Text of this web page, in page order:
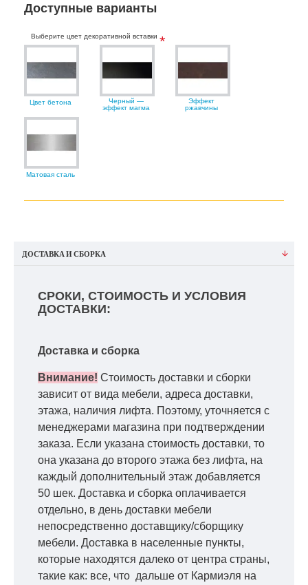
Доступные варианты
Выберите цвет декоративной вставки
Цвет бетона
Черный —
эффект магма
Эффект
ржавчины
Матовая сталь
ДОСТАВКА И СБОРКА
СРОКИ, СТОИМОСТЬ И УСЛОВИЯ
ДОСТАВКИ:
Доставка и сборка
Внимание! Стоимость доставки и сборки
зависит от вида мебели, адреса доставки,
этажа, наличия лифта. Поэтому, уточняется с
менеджерами магазина при подтверждении
заказа. Если указана стоимость доставки, то
она указана до второго этажа без лифта, на
каждый дополнительный этаж добавляется
50 шек. Доставка и сборка оплачивается
отдельно, в день доставки мебели
непосредственно доставщику/сборщику
мебели. Доставка в населенные пункты,
которые находятся далеко от центра страны,
такие как: все, что дальше от Кармиэля на